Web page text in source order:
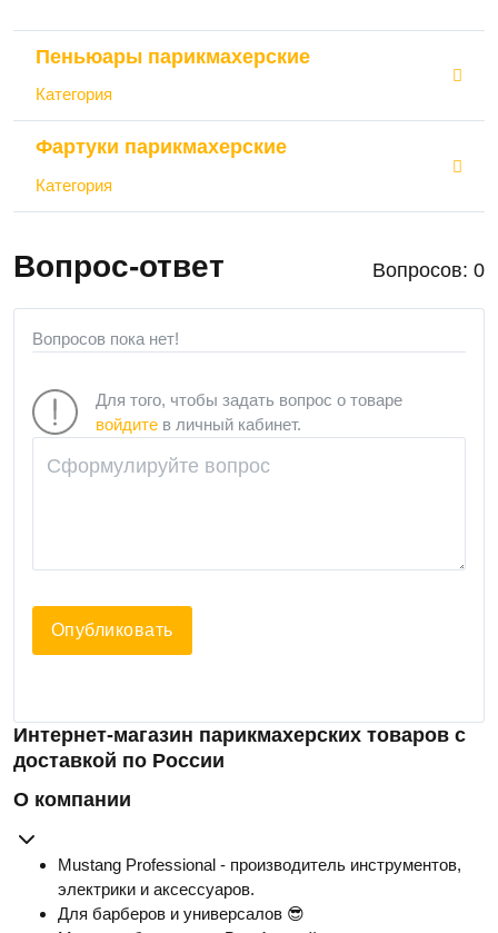
Пеньюары парикмахерские
Категория
Фартуки парикмахерские
Категория
Вопрос-ответ Вопросов: 0
Вопросов пока нет!
Для того, чтобы задать вопрос о товаре
войдите в личный кабинет.
Опубликовать
Интернет-магазин парикмахерских товаров с
доставкой по России
О компании
Mustang Professional - производитель инструментов,
электрики и аксессуаров.
Для барберов и универсалов 😎